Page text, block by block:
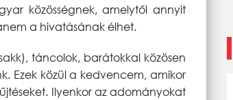
közösségnek, amelytől annyit
a hivatásának élhet.
táncolok, barátokkal közösen
Ezek közül a kedvencem, amikor
Ilyenkor az adományokat